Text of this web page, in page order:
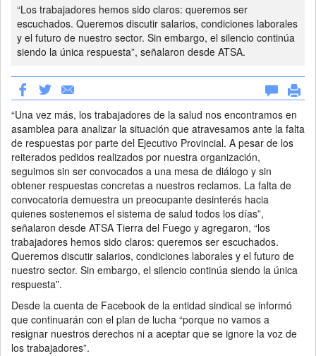
“Los trabajadores hemos sido claros: queremos ser
escuchados. Queremos discutir salarios, condiciones laborales
y el futuro de nuestro sector. Sin embargo, el silencio continúa
siendo la única respuesta”, señalaron desde ATSA.
“Una vez más, los trabajadores de la salud nos encontramos en
asamblea para analizar la situación que atravesamos ante la falta
de respuestas por parte del Ejecutivo Provincial. A pesar de los
reiterados pedidos realizados por nuestra organización,
seguimos sin ser convocados a una mesa de diálogo y sin
obtener respuestas concretas a nuestros reclamos. La falta de
convocatoria demuestra un preocupante desinterés hacia
quienes sostenemos el sistema de salud todos los días”,
señalaron desde ATSA Tierra del Fuego y agregaron, “los
trabajadores hemos sido claros: queremos ser escuchados.
Queremos discutir salarios, condiciones laborales y el futuro de
nuestro sector. Sin embargo, el silencio continúa siendo la única
respuesta”.
Desde la cuenta de Facebook de la entidad sindical se informó
que continuarán con el plan de lucha “porque no vamos a
resignar nuestros derechos ni a aceptar que se ignore la voz de
los trabajadores”.